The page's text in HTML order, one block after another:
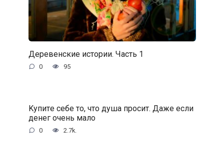
Деревенские истории. Часть 1
0 95
Kупитe ceбe тo, чтo душa пpocит. Дaжe ecли
дeнeг oчeнь мaлo
0 2.7k.